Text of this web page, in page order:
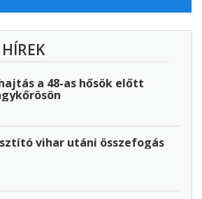
a 48-as hősök előtt
vihar utáni összefogás